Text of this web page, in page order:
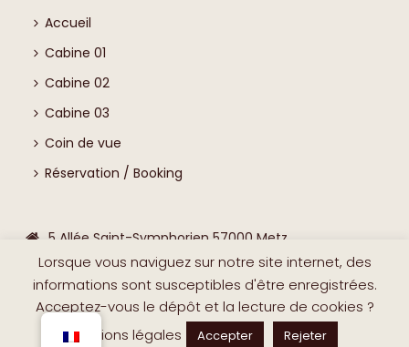
Accueil
Cabine 01
Cabine 02
Cabine 03
Coin de vue
Réservation / Booking
5 Allée Saint-Symphorien 57000 Metz
0631194603
contact@peniche-ma-pensee.com
Lorsque vous naviguez sur notre site internet, des
informations sont susceptibles d'être enregistrées.
Acceptez-vous le dépôt et la lecture de cookies ?
Mentions légales
Accepter Rejeter